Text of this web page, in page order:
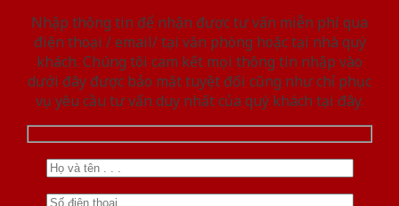
Nhập thông tin để nhận được tư vấn miễn phí qua
điện thoại / email/ tại văn phòng hoặc tại nhà quý
khách. Chúng tôi cam kết mọi thông tin nhập vào
dưới đây được bảo mật tuyệt đối cũng như chỉ phục
vụ yêu cầu tư vấn duy nhất của quý khách tại đây.